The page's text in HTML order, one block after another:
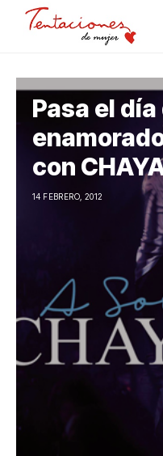
Pasa el
con
14 FEBRERO, 2012